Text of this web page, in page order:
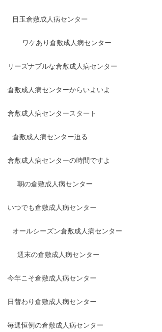
目玉倉敷成人病センター
ワケあり倉敷成人病センター
リーズナブルな倉敷成人病センター
倉敷成人病センターからいよいよ
倉敷成人病センタースタート
倉敷成人病センター迫る
倉敷成人病センターの時間ですよ
朝の倉敷成人病センター
いつでも倉敷成人病センター
オールシーズン倉敷成人病センター
週末の倉敷成人病センター
今年こそ倉敷成人病センター
日替わり倉敷成人病センター
毎週恒例の倉敷成人病センター